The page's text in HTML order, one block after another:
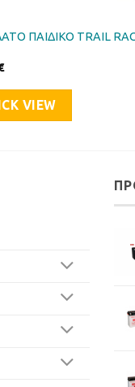
ΠΑΙΔΙΚΟ TRAIL
VIEW